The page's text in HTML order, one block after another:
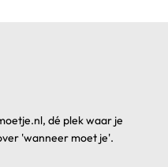
dé plek waar je
'wanneer moet je'.